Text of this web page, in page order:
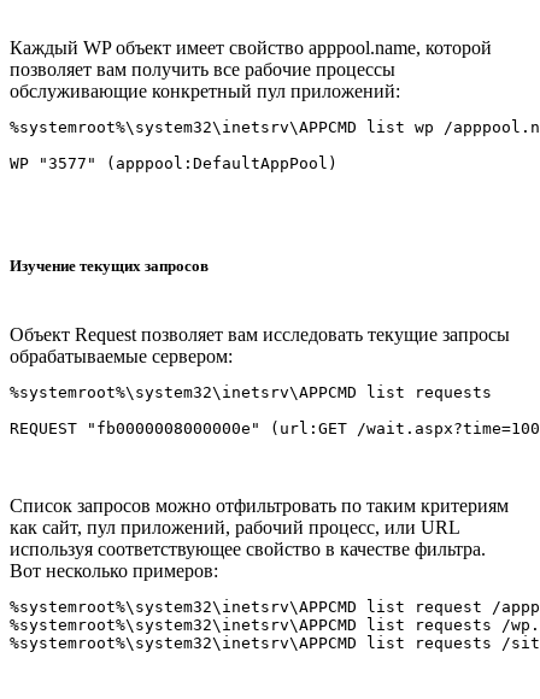
Каждый WP объект имеет свойство apppool.name, которой
позволяет вам получить все рабочие процессы
обслуживающие конкретный пул приложений:
%systemroot%\system32\inetsrv\APPCMD list wp /
Изучение текущих запросов
Объект Request позволяет вам исследовать текущие запросы
обрабатываемые сервером:
%systemroot%\system32\inetsrv\APPCMD list requests
Список запросов можно отфильтровать по таким критериям
как сайт, пул приложений, рабочий процесс, или URL
используя соответствующее свойство в качестве фильтра.
Вот несколько примеров:
%systemroot%\system32\inetsrv\APPCMD list request /
%systemroot%\system32\inetsrv\APPCMD list requests /